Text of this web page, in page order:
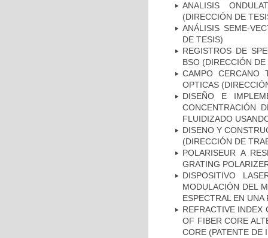
ANALISIS
(DIRECCIÓN DE
ANÁLISIS SEME-
DE TESIS)
REGISTROS DE
BSO (DIRECCIÓN DE
CAMPO CERCANO
OPTICAS
DISEÑO E
CONCENTRACIÓN
FLUIDIZADO
DISENO Y
(DIRECCIÓN DE
POLARISEUR A
GRATING
DISPOSITIVO
MODULACIÓN DEL
ESPECTRAL EN
REFRACTIVE INDEX
OF FIBER CORE
CORE (PATENTE DE